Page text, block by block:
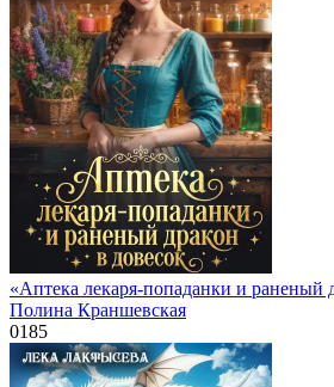
«Аптека лекаря-попаданки и раненый
Полина Краншевская
0185